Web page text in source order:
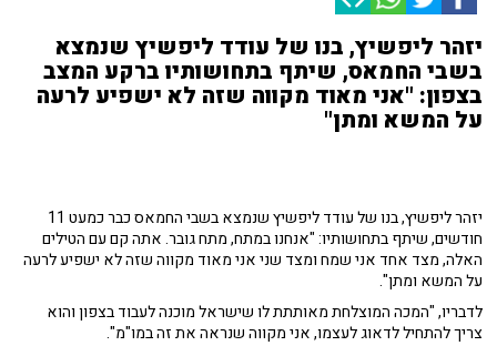
יזהר ליפשיץ, בנו של עודד ליפשיץ שנמצא
בשבי החמאס, שיתף בתחושותיו ברקע המצב
בצפון: "אני מאוד מקווה שזה לא ישפיע לרעה
על המשא ומתן"
יזהר ליפשיץ, בנו של עודד ליפשיץ שנמצא בשבי החמאס כבר כמעט 11
חודשים, שיתף בתחושותיו: "אנחנו במתח, מתח גובר. אתה קם עם הטילים
האלה, מצד אחד אני שמח ומצד שני אני מאוד מקווה שזה לא ישפיע לרעה
על המשא ומתן".
לדבריו, "המכה המוצלחת מאותתת לו שישראל מוכנה לעבוד בצפון והוא
צריך להתחיל לדאוג לעצמו, אני מקווה שנראה את זה במו"מ".